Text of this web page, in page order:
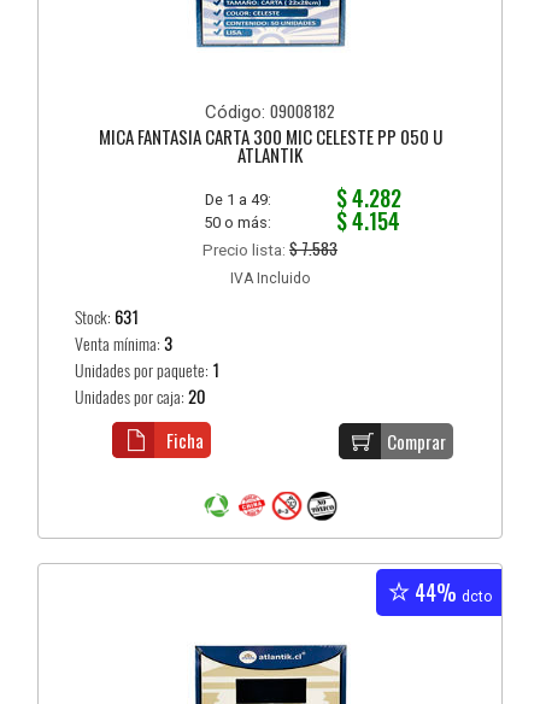
Código: 09008182
MICA FANTASIA CARTA 300 MIC CELESTE PP 050 U
ATLANTIK
De 1 a 49: $ 4.282
50 o más: $ 4.154
Precio lista: $ 7.583
IVA Incluido
Stock: 631
Venta mínima:3
Unidades por paquete: 1
Unidades por caja:20
Comprar
Ficha
44% dcto